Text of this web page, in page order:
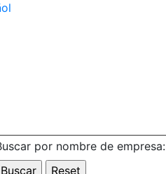
por nombre de empresa: